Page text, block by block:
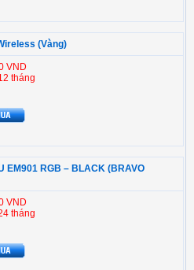
(Vàng)
VND
tháng
EM901 RGB – BLACK (BRAVO
VND
tháng